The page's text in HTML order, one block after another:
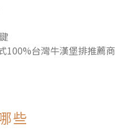
100%台灣牛漢堡排推薦商
些